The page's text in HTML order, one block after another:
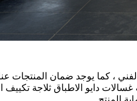
دايو الاطباق ثلاجة تكييف